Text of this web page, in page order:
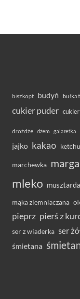
biszkopt budyń bułka
cukier puder
drożdże dżem galaretka
jajko kakao
marchewka
mleko musztarda
mąka ziemniaczana
pieprz pierś z
ser z wiaderka ser
śmietana